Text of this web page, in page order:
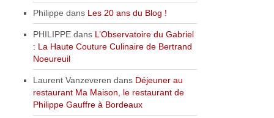
Philippe dans Les 20 ans du Blog !
PHILIPPE dans L’Observatoire du Gabriel
: La Haute Couture Culinaire de Bertrand
Noeureuil
Laurent Vanzeveren dans Déjeuner au
restaurant Ma Maison, le restaurant de
Philippe Gauffre à Bordeaux